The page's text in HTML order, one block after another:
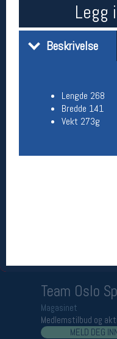
Legg
Beskrivelse
Lengde 268
Bredde 141
Vekt 273g
Her finner
Torggata 20
0183 Oslo
Telefon: 23 32 62 00
Om oss
Team Oslo
Magasinet
Medlemstilbud og
MELD DEG